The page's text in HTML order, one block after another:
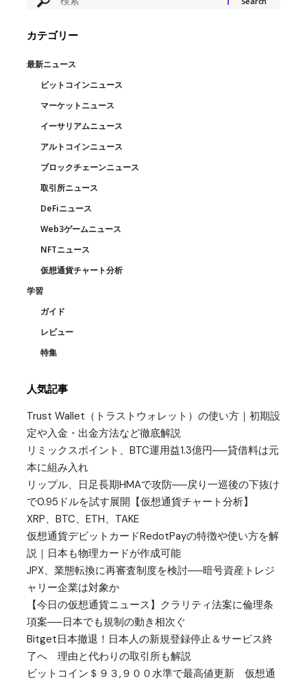
カテゴリー
最新ニュース
ビットコインニュース
マーケットニュース
イーサリアムニュース
アルトコインニュース
ブロックチェーンニュース
取引所ニュース
DeFiニュース
Web3ゲームニュース
NFTニュース
仮想通貨チャート分析
学習
ガイド
レビュー
特集
人気記事
Trust Wallet（トラストウォレット）の使い方｜初期設
定や入金・出金方法など徹底解説
リミックスポイント、BTC運用益1.3億円──貸借料は元
本に組み入れ
リップル、日足長期HMAで攻防──戻り一巡後の下抜け
で0.95ドルを試す展開【仮想通貨チャート分析】
XRP、BTC、ETH、TAKE
仮想通貨デビットカードRedotPayの特徴や使い方を解
説｜日本も物理カードが作成可能
JPX、業態転換に再審査制度を検討──暗号資産トレジ
ャリー企業は対象か
【今日の仮想通貨ニュース】クラリティ法案に倫理条
項案──日本でも規制の動き相次ぐ
Bitget日本撤退！日本人の新規登録停止＆サービス終
了へ 理由と代わりの取引所も解説
ビットコイン＄９３,９００水準で最高値更新 仮想通